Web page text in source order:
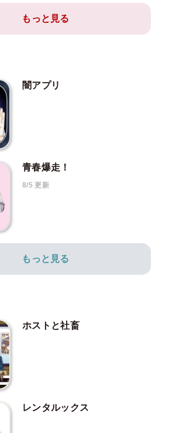
もっと見る
闇アプリ
青春爆走！
8/5 更新
もっと見る
ホストと社畜
レンタルックス